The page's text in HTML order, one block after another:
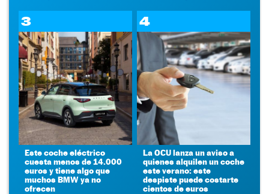
3
Este coche eléctrico
cuesta menos de 14.000
euros y tiene algo que
muchos BMW ya no
ofrecen
4
La OCU lanza un aviso a
quienes alquilen un coche
este verano: este
despiste puede costarte
cientos de euros